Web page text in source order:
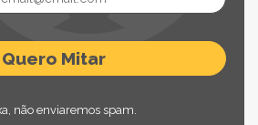
não enviaremos spam.